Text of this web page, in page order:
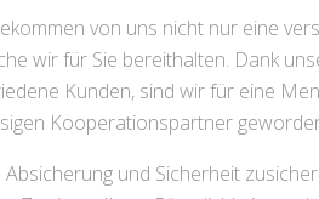
von uns nicht nur eine
wir für Sie bereithalten. Dank
Kunden, sind wir für eine
Kooperationspartner
und Sicherheit